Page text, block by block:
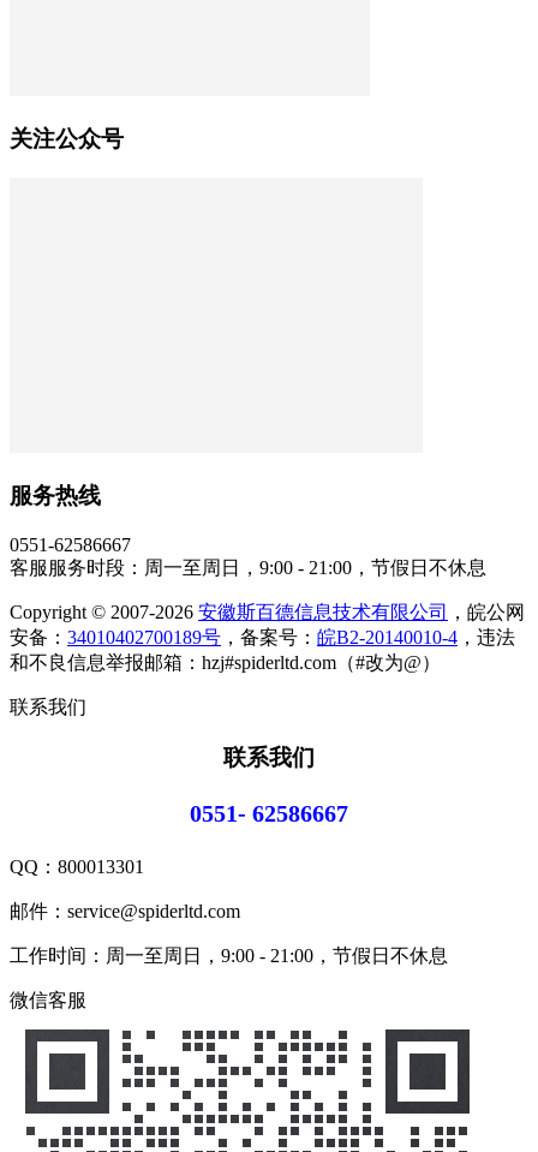
关注公众号
服务热线
0551-62586667
客服服务时段：周一至周日，9:00 - 21:00，节假日不休息
Copyright © 2007-2026 安徽斯百德信息技术有限公司
，皖公网
安备： 34010402700189号 ，备案号： 皖B2-20140010-4 ，违法
和不良信息举报邮箱：hzj#spiderltd.com（#改为@）
联系我们
联系我们
0551- 62586667
QQ： 800013301
邮件：service@spiderltd.com
工作时间：周一至周日，9:00 - 21:00，节假日不休息
微信客服